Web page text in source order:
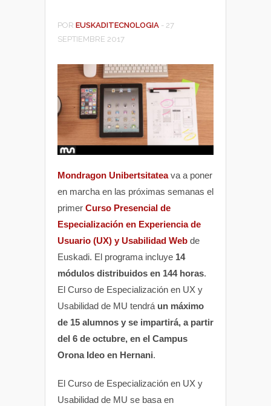
POR EUSKADITECNOLOGIA - 27
SEPTIEMBRE 2017
Mondragon Unibertsitateava a poner
en marcha en las próximas semanas el
primer Curso Presencial de
Especialización en Experiencia de
Usuario (UX) y Usabilidad Web de
Euskadi. El programa incluye 14
módulos distribuidos en 144 horas.
El Curso de Especialización en UX y
Usabilidad de MU tendrá un máximo
de 15 alumnos y se impartirá, a partir
del 6 de octubre, en el Campus
Orona Ideo en Hernani.
El Curso de Especialización en UX y
Usabilidad de MU se basa en